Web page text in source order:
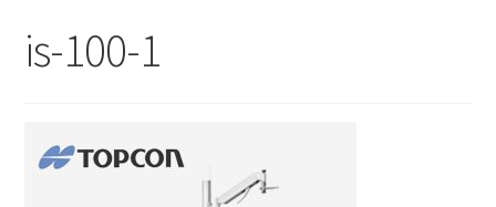
is-100-1